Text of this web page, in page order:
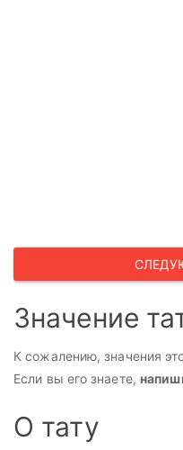
Значение
К сожалению, значения
Если вы его знаете,
О тату